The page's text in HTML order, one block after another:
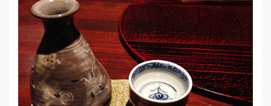
ョ
ン